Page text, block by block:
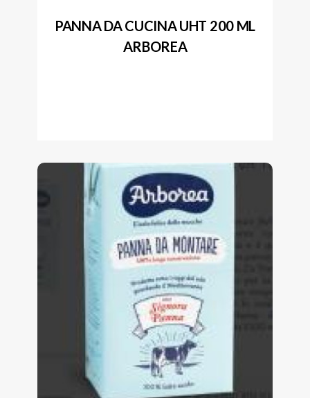
PANNA DA CUCINA UHT 200 ML
ARBOREA